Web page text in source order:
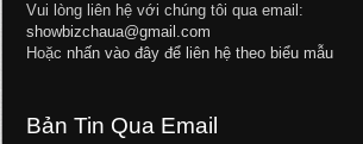
Vui lòng liên hệ với chúng tôi qua email:
showbizchaua@gmail.com
Hoặc nhấn vào đây để liên hệ theo biểu mẫu
Bản Tin Qua Email